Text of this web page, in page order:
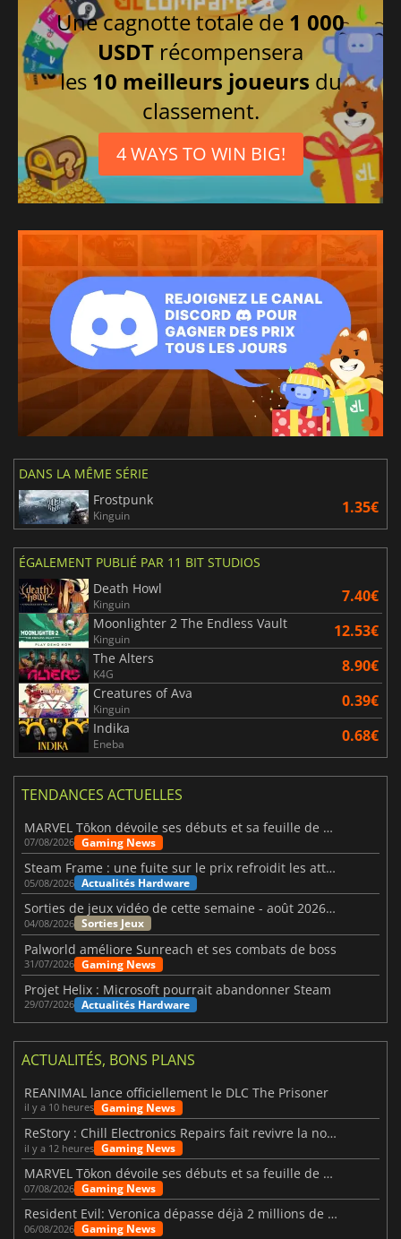
Une cagnotte totale de 1 000
USDT récompensera
les 10 meilleurs joueurs du
classement.
4 WAYS TO WIN BIG!
DANS LA MÊME SÉRIE
Frostpunk
Kinguin 1.35€
ÉGALEMENT PUBLIÉ PAR 11 BIT STUDIOS
Death Howl
Kinguin 7.40€
Moonlighter 2 The Endless Vault
Kinguin 12.53€
The Alters
K4G 8.90€
Creatures of Ava
Kinguin 0.39€
Indika
Eneba 0.68€
TENDANCES ACTUELLES
MARVEL Tōkon dévoile ses débuts et sa feuille de route
07/08/2026 Gaming News
Steam Frame : une fuite sur le prix refroidit les attentes VR
05/08/2026 Actualités Hardware
Sorties de jeux vidéo de cette semaine - août 2026 (semaine 32)
04/08/2026 Sorties Jeux
Palworld améliore Sunreach et ses combats de boss
31/07/2026 Gaming News
Projet Helix : Microsoft pourrait abandonner Steam
29/07/2026 Actualités Hardware
ACTUALITÉS, BONS PLANS
REANIMAL lance officiellement le DLC The Prisoner
il y a 10 heures Gaming News
ReStory : Chill Electronics Repairs fait revivre la nostalgie des années 2000
il y a 12 heures Gaming News
MARVEL Tōkon dévoile ses débuts et sa feuille de route
07/08/2026 Gaming News
Resident Evil: Veronica dépasse déjà 2 millions de wishlists
06/08/2026 Gaming News